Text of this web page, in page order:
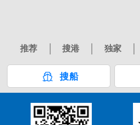
推荐 搜港 独家
搜船